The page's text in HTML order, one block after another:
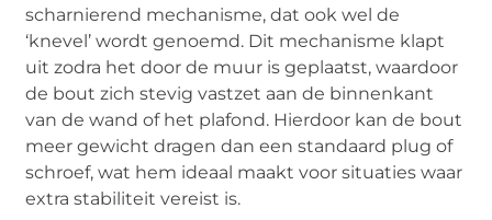
scharnierend mechanisme, dat ook wel de
‘knevel’ wordt genoemd. Dit mechanisme klapt
uit zodra het door de muur is geplaatst, waardoor
de bout zich stevig vastzet aan de binnenkant
van de wand of het plafond. Hierdoor kan de bout
meer gewicht dragen dan een standaard plug of
schroef, wat hem ideaal maakt voor situaties waar
extra stabiliteit vereist is.